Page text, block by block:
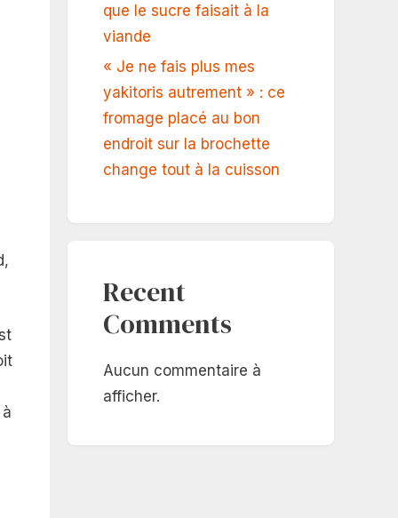
que le sucre faisait à la
viande
« Je ne fais plus mes
yakitoris autrement » : ce
fromage placé au bon
endroit sur la brochette
change tout à la cuisson
Recent
Comments
Aucun commentaire à
afficher.